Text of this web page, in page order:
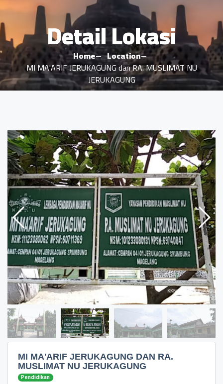
Detail Lokasi
Home
Location
MI MA'ARIF JERUKAGUNG dan RA. MUSLIMAT NU
JERUKAGUNG
MI MA'ARIF JERUKAGUNG DAN RA.
MUSLIMAT NU JERUKAGUNG
Pendidikan